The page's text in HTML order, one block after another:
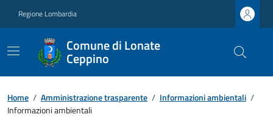
Regione Lombardia
Comune di Lonate
Ceppino
Home / Amministrazione trasparente / Informazioni ambientali /
Informazioni ambientali